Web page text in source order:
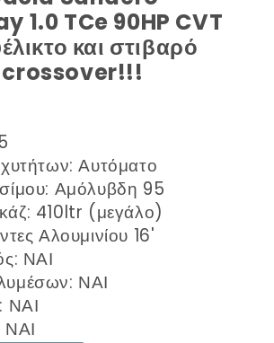
1.0 TCe 90HP CVT
και στιβαρό
crossover!!!
Αυτόματο
Αμόλυβδη 95
410ltr (μεγάλο)
Αλουμινίου 16'
ΝΑΙ
ΝΑΙ
ΝΑΙ
ΝΑΙ